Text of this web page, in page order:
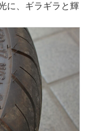
に、ギラギラと輝